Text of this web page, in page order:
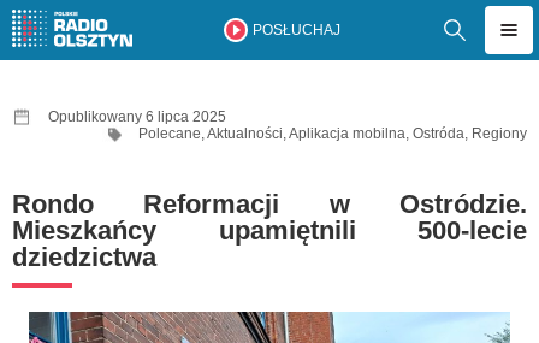
POSŁUCHAJ
Opublikowany 6 lipca 2025
Polecane,Aktualności,Aplikacja mobilna, Ostróda, Regiony
Rondo Reformacji w Ostródzie.
Mieszkańcy upamiętnili 500-lecie
dziedzictwa